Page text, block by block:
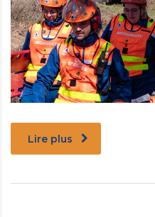
Lire plus